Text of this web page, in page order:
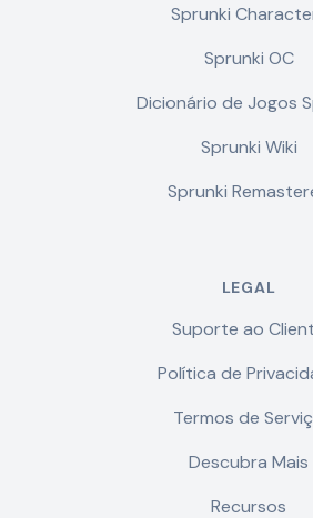
Sprunki
Sprunki OC
Dicionário de Jogos
Sprunki Wiki
Sprunki
LEGAL
Suporte ao
Política de
Termos de
Descubra Mais
Recursos